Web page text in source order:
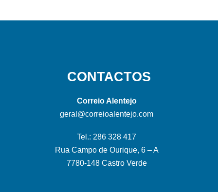
CONTACTOS
Correio Alentejo
geral@correioalentejo.com
Tel.: 286 328 417
Rua Campo de Ourique, 6 – A
7780-148 Castro Verde